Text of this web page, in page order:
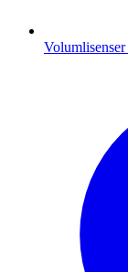
Volumlisenser